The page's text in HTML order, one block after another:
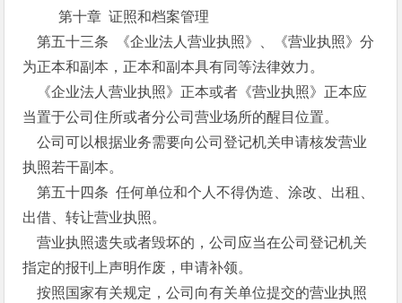
第十章 证照和档案管理
第五十三条 《企业法人营业执照》、《营业执照》分
为正本和副本，正本和副本具有同等法律效力。
《企业法人营业执照》正本或者《营业执照》正本应
当置于公司住所或者分公司营业场所的醒目位置。
公司可以根据业务需要向公司登记机关申请核发营业
执照若干副本。
第五十四条 任何单位和个人不得伪造、涂改、出租、
出借、转让营业执照。
营业执照遗失或者毁坏的，公司应当在公司登记机关
指定的报刊上声明作废，申请补领。
按照国家有关规定，公司向有关单位提交的营业执照